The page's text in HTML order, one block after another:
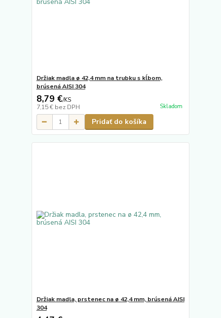
Držiak madla ø 42,4 mm na trubku s kĺbom,
brúsená AISI 304
8,79 €/KS
7,15 € bez DPH Skladom
Pridať do košíka
Držiak madla, prstenec na ø 42,4 mm, brúsená AISI
304